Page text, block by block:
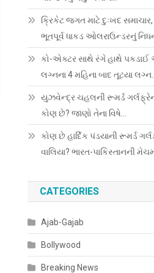
ક્રિકેટ જગત માટે દુઃખદ સમાચાર,
ભૂતપૂર્વ ધાકડ ઓલરાઉન્ડરનું
કો-એક્ટર સાથે રંગે હાથે પકડાઈ
લગ્નના 4 મહિના બાદ તૂટયા લગ્ન…
યુઝવેન્દ્ર ચહલની રૂમર્ડ
કોણ છે? જાણો તેના વિષે…
કોણ છે હાર્દિક પંડયાની રૂમર્ડ
વાલિયા? ભારત-પાકિસ્તાનની
CATEGORIES
Ajab-Gajab
Bollywood
Breaking News